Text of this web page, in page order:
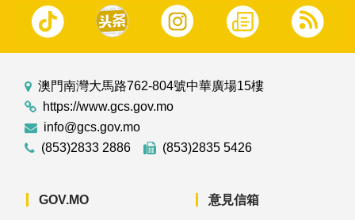
澳門南灣大馬路762-804號中華廣場15樓
https://www.gcs.gov.mo
info@gcs.gov.mo
(853)2833 2886
(853)2835 5426
GOV.MO 意見信箱